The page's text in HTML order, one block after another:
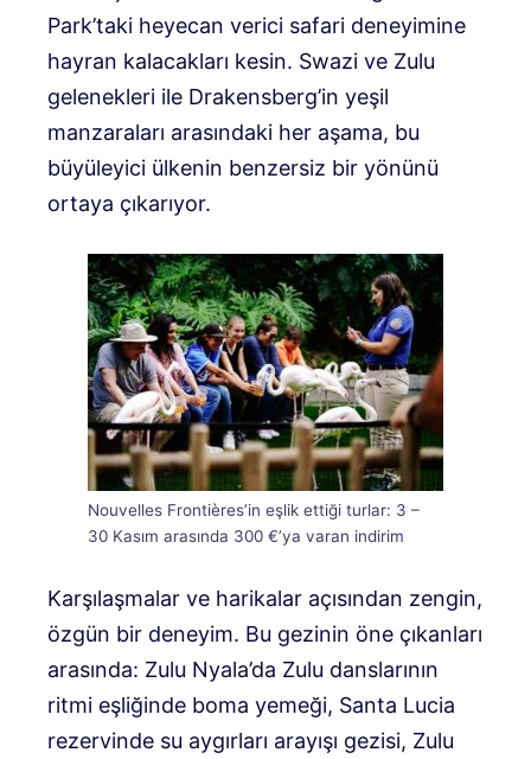
Park’taki heyecan verici safari deneyimine
hayran kalacakları kesin. Swazi ve Zulu
gelenekleri ile Drakensberg’in yeşil
manzaraları arasındaki her aşama, bu
büyüleyici ülkenin benzersiz bir yönünü
ortaya çıkarıyor.
Nouvelles Frontières’in eşlik ettiği turlar: 3 –
30 Kasım arasında 300 €’ya varan indirim
Karşılaşmalar ve harikalar açısından zengin,
özgün bir deneyim. Bu gezinin öne çıkanları
arasında: Zulu Nyala’da Zulu danslarının
ritmi eşliğinde boma yemeği, Santa Lucia
rezervinde su aygırları arayışı gezisi, Zulu